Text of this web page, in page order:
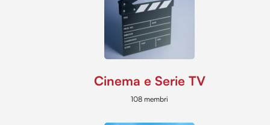
Cinema e Serie TV
108 membri